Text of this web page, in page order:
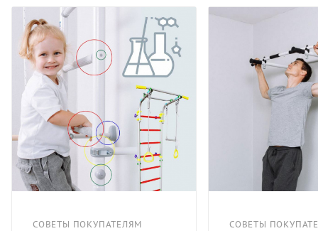
СОВЕТЫ ПОКУПАТЕЛЯМ СОВЕТЫ